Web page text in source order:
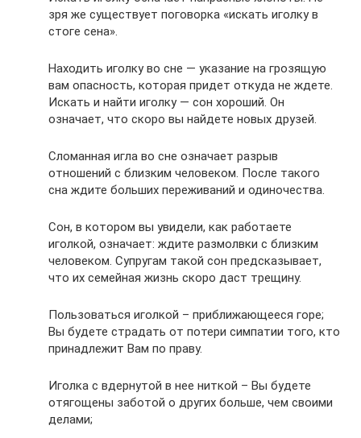
зря же существует поговорка «искать иголку в
стоге сена».
Находить иголку во сне — указание на грозящую
вам опасность, которая придет откуда не ждете.
Искать и найти иголку — сон хороший. Он
означает, что скоро вы найдете новых друзей.
Сломанная игла во сне означает разрыв
отношений с близким человеком. После такого
сна ждите больших переживаний и одиночества.
Сон, в котором вы увидели, как работаете
иголкой, означает: ждите размолвки с близким
человеком. Супругам такой сон предсказывает,
что их семейная жизнь скоро даст трещину.
Пользоваться иголкой – приближающееся горе;
Вы будете страдать от потери симпатии того, кто
принадлежит Вам по праву.
Иголка с вдернутой в нее ниткой – Вы будете
отягощены заботой о других больше, чем своими
делами;